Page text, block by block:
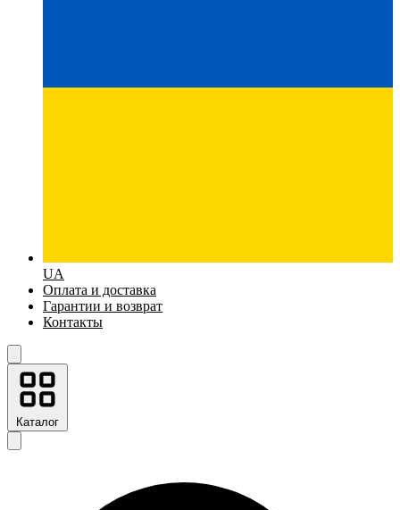
UA
Оплата и доставка
Гарантии и возврат
Контакты
Каталог